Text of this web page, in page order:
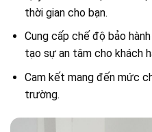
thời gian cho bạn.
Cung cấp chế độ bảo
tạo sự an tâm cho khách
Cam kết mang đến mức
trường.